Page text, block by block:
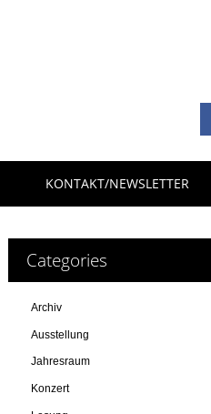
KONTAKT/NEWSLETTER
Categories
Archiv
Ausstellung
Jahresraum
Konzert